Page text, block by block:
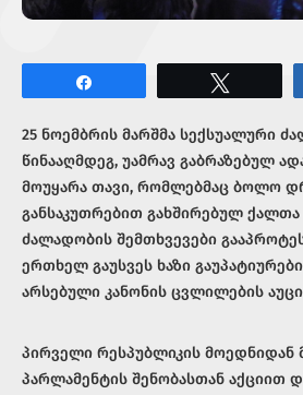
25 ნოემბრის მარშმა სექსუალური
წინააღმდეგ, უამრავ გაბრაზებულ
მოუყარა თავი, რომლებმაც ბოლო
განსაკუთრებით გახშირებულ
ძალადობის შემთხვევები
ერთხელ გაუსვეს ხაზი
არსებული კანონის ცვლილების
პირველი რესპუბლიკის მოედნიდან
პარლამენტის შენობასთან აქციით